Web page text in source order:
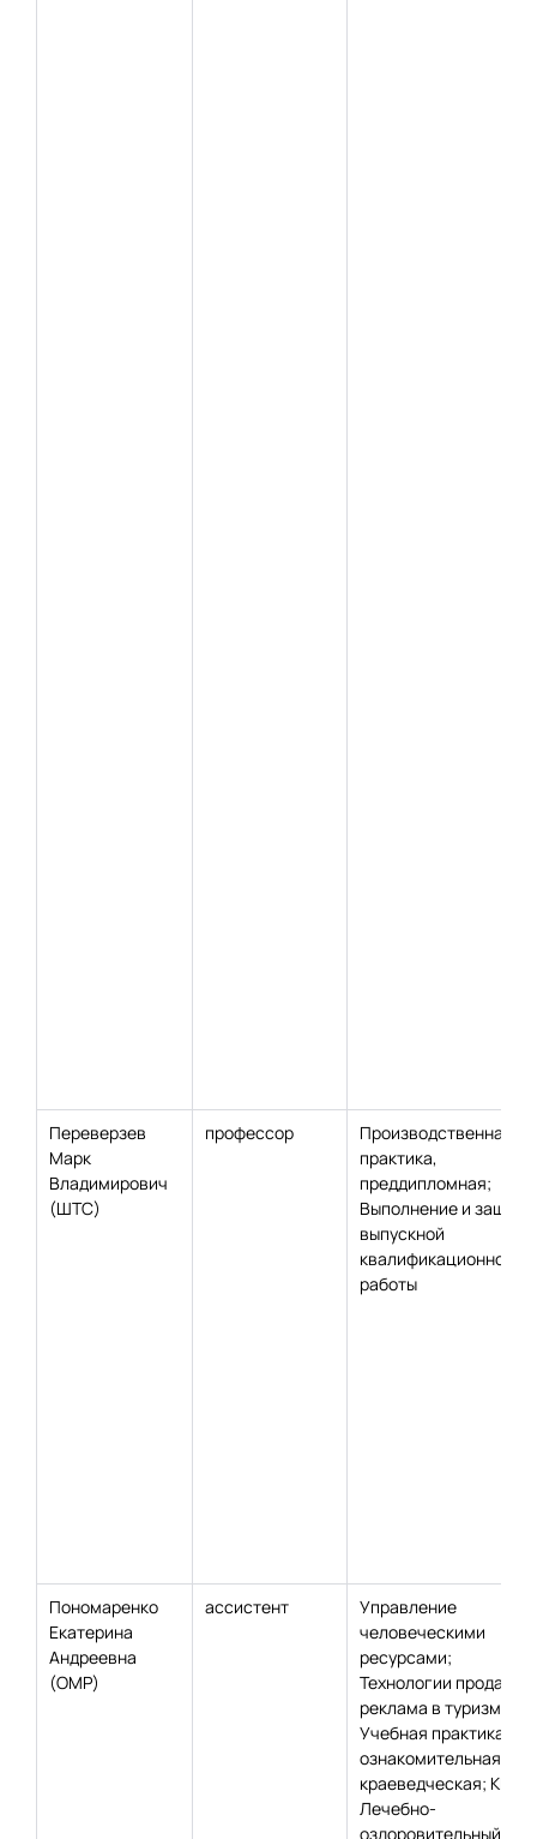
Переверзев
Марк
Владимирович
(ШТС)
профессор
Производственная
практика,
преддипломная;
Выполнение и защита
выпускной
квалификационной
работы
Пономаренко
Екатерина
Андреевна
(ОМР)
ассистент
Управление
человеческими
ресурсами;
Технологии продаж и
реклама в туризме;
Учебная практика,
ознакомительная,
краеведческая; КР
Лечебно-
оздоровительный